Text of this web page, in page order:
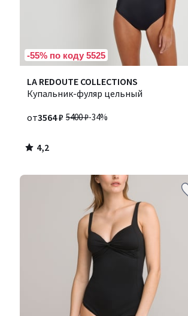
-55% по коду 5525
LA REDOUTE COLLECTIONS
Купальник-фуляр цельный
5400 ₽-34%
от3564 ₽
4,2
/ 5
4,2
/